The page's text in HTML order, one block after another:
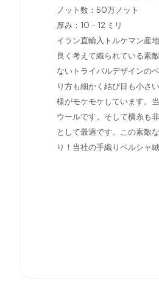
ノット数：50万ノット
厚み：10－12 ミリ
イラン直輸入トルケマン産
良く考えて織られている素
ないトライバルデザインの
り方も細かく結び目も小さ
様がモケモケしています。
ウールです。そして横糸も
として最適です。この素敵
り！当社の手織りペルシャ